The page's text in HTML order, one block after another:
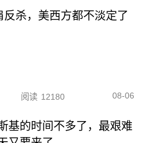
杀，美西方都不淡定了
阅读 12180 08-06
基的时间不多了，最艰难